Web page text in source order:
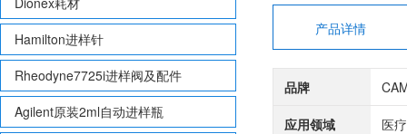
Hamilton进样针
Rheodyne7725i进样阀及配件
Agilent原装2ml自动进样瓶
产品详情
品牌
应用领域 医